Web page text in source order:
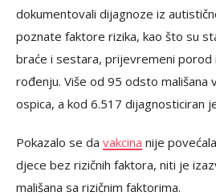
dokumentovali dijagnoze iz
poznate faktore rizika, kao što su
braće i sestara, prijevremeni porod
rođenju. Više od 95 odsto mališana
ospica, a kod 6.517 dijagnosticiran
Pokazalo se da vakcina nije
djece bez rizičnih faktora, niti je
mališana sa rizičnim faktorima.